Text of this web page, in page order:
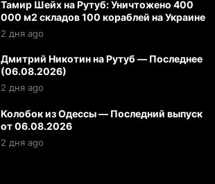
Тамир Шейх на Рутуб: Уничтожено 400
000 м2 складов 100 кораблей на Украине
2 дня ago
Дмитрий Никотин на Рутуб — Последнее
(06.08.2026)
2 дня ago
Колобок из Одессы — Последний выпуск
от 06.08.2026
2 дня ago